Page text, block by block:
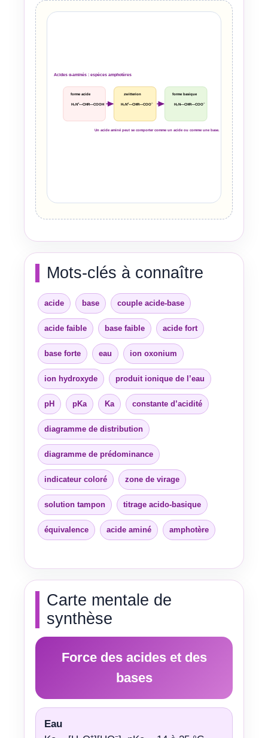
Acides α-aminés : espèces amphotères
forme acide
H₃N⁺—CHR—COOH
zwitterion
H₃N⁺—CHR—COO⁻
forme basique
H₂N—CHR—COO⁻
Un acide aminé peut se comporter comme un acide ou comme une base.
Mots-clés à connaître
acide base couple acide-base
acide faible base faible acide fort
base forte eau ion oxonium
ion hydroxyde produit ionique de l’eau
pH pKa Ka constante d’acidité
diagramme de distribution
diagramme de prédominance
indicateur coloré zone de virage
solution tampon titrage acido-basique
équivalence acide aminé amphotère
Carte mentale de
synthèse
Force des acides et des
bases
Eau